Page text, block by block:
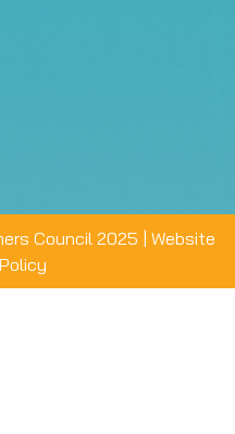
Council 2025 | Website